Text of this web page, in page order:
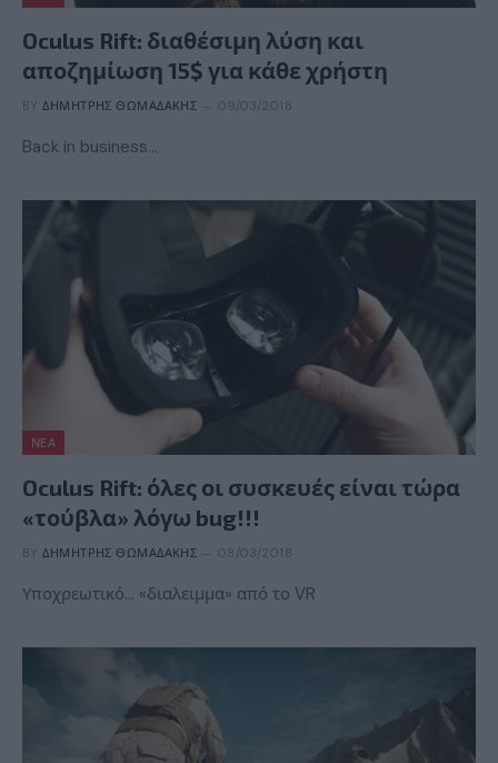
Oculus Rift: διαθέσιμη λύση και
αποζημίωση 15$ για κάθε χρήστη
BY ΔΗΜΉΤΡΗΣ ΘΩΜΑΔΆΚΗΣ 09/03/2018
Back in business…
ΝΈΑ
Oculus Rift: όλες οι συσκευές είναι τώρα
«τούβλα» λόγω bug!!!
BY ΔΗΜΉΤΡΗΣ ΘΩΜΑΔΆΚΗΣ 08/03/2018
Υποχρεωτικό… «διαλειμμα» από το VR